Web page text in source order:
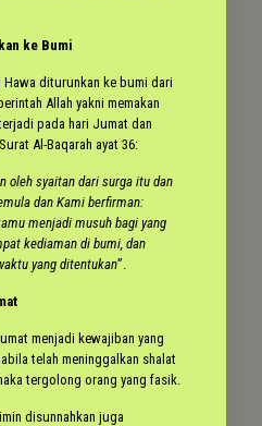
ke Bumi
diturunkan ke bumi dari
Allah yakni memakan
pada hari Jumat dan
Al-Baqarah ayat 36:
oleh syaitan dari surga itu dan
dan Kami berfirman:
menjadi musuh bagi yang
kediaman di bumi, dan
yang ditentukan”.
menjadi kewajiban yang
telah meninggalkan shalat
tergolong orang yang fasik.
disunnahkan juga